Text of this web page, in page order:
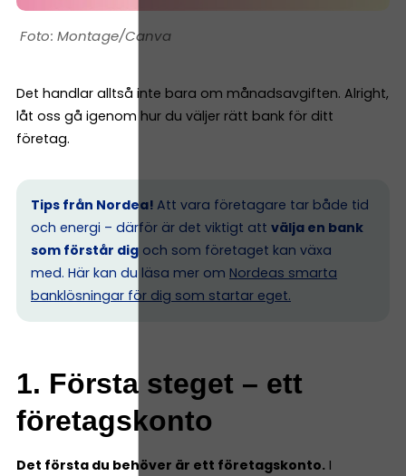
Montage/Canva
Det handlar alltså inte bara om månadsavgiften. Alright,
låt oss gå igenom hur du väljer rätt bank för ditt
företag.
Tips från Nordea! Att vara företagare tar både tid
och energi – därför är det viktigt att välja en bank
som förstår dig och som företaget kan växa
med. Här kan du läsa mer om Nordeas smarta
banklösningar för dig som startar eget.
1. Första steget – ett
företagskonto
Det första du behöver är ett företagskonto. I